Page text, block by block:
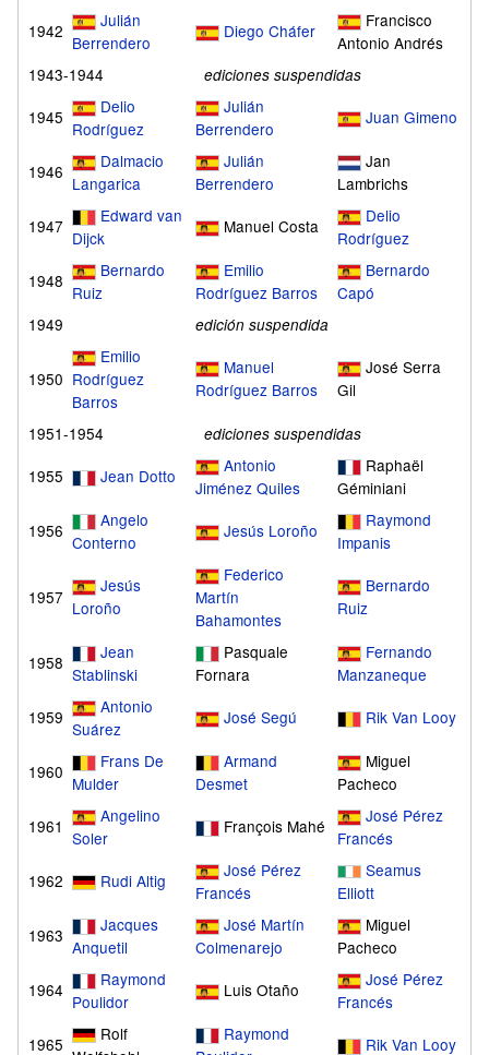
1942
Julián
Berrendero
Diego Cháfer
Francisco
Antonio Andrés
1943-1944
ediciones suspendidas
1945
Delio
Rodríguez
Julián
Berrendero
Juan Gimeno
1946
Dalmacio
Langarica
Julián
Berrendero
Jan
Lambrichs
1947
Edward van
Dijck
Manuel Costa
Delio
Rodríguez
1948
Bernardo
Ruiz
Emilio
Rodríguez Barros
Bernardo
Capó
1949
edición suspendida
1950
Emilio
Rodríguez
Barros
Manuel
Rodríguez Barros
José Serra
Gil
1951-1954
ediciones suspendidas
1955 Jean Dotto
Antonio
Jiménez Quiles
Raphaël
Géminiani
1956
Angelo
Conterno
Jesús Loroño
Raymond
Impanis
1957
Jesús
Loroño
Federico
Martín
Bahamontes
Bernardo
Ruiz
1958
Jean
Stablinski
Pasquale
Fornara
Fernando
Manzaneque
1959
Antonio
Suárez
José Segú Rik Van Looy
1960
Frans De
Mulder
Armand
Desmet
Miguel
Pacheco
1961
Angelino
Soler
François Mahé
José Pérez
Francés
1962
Rudi Altig
José Pérez
Francés
Seamus
Elliott
1963
Jacques
Anquetil
José Martín
Colmenarejo
Miguel
Pacheco
1964
Raymond
Poulidor
Luis Otaño
José Pérez
Francés
1965
Rolf
Raymond
Rik Van Looy